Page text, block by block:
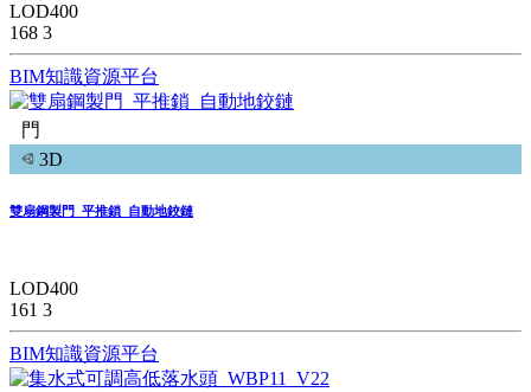
LOD400
168 3
BIM知識資源平台
門
3D
雙扇鋼製門_平推鎖_自動地鉸鏈
LOD400
161 3
BIM知識資源平台